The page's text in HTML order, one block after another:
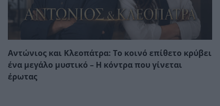
Αντώνιος και Κλεοπάτρα: Το κοινό επίθετο κρύβει
ένα μεγάλο μυστικό – Η κόντρα που γίνεται
έρωτας